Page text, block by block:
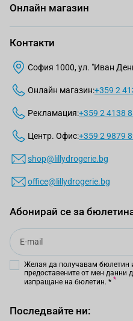
Онлайн магазин
Контакти
София 1000, ул. "Иван
Онлайн магазин:+359 2
Рекламация:+359 2 4138
Центр. Офис:+359 2 9879
shop@lillydrogerie.bg
office@lillydrogerie.bg
Абонирай се за
Email
Желая да получавам бюлетин
предоставените от мен данни
изпращане на бюлетин. *
Последвайте ни: